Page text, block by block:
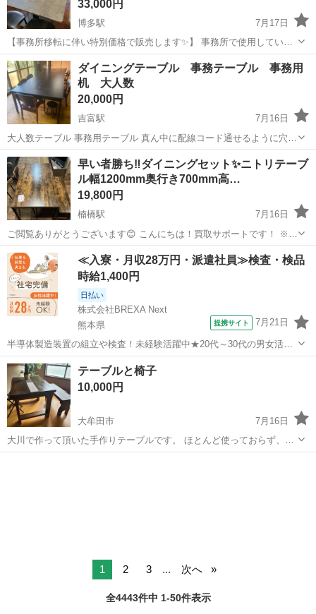
33,000円
博多駅
7月17日
【事務所移転に伴い特別価格で販売します✨】 事務所で使用していた
備品を販売しております！ 9月20日までの期間限定販売となり、それ
以降は処分予定です。 以前ホテル備品を販売した際も、多数のお問い
合わせをいただき、掲載後...
福岡 福岡市 博多駅 ダイニングセット
ダイニングテーブル 事務テーブル 事務用
机 大人数
20,000円
吉富駅
7月16日
大人数テーブル 事務用テーブル 真ん中に配線コード通せるように穴あ
きあります。 現在、バラして納屋にあります。 ボルトで組み上げるよ
うになっています。 テーブル上、色褪せ、傷あります。 継ぎ手にも傷
あります。 写真3枚目4...
福岡 築上郡 吉富駅 ダイニングセット ダイニング
早い者勝ち‼️ダイニングセット✨ニトリテーブ
ル幅1200mm奥行き700mm高…
19,800円
楠橋駅
7月16日
ご閲覧ありがとうございます😊 こんにちは！買取サポートです！ ※プ
ロフィールは必ずご一読下さいませ。 メーカー : ニトリ 色 : 茶色・黒
￥19,800-(税込) ご希望お聞かせ頂けましたらお写真送りま...
福岡 北九州市 楠橋駅 ダイニングセット 奥行き
≪入寮・月収28万円・派遣社員≫検査・検品
時給1,400円
日払い
株式会社BREXA Next
熊本県
提携サイト 7月21日
半導体製造装置の組立や検査！未経験活躍中★20代～30代の男女活躍
中★ワンルーム寮完備！赴任旅費会社負担！マイカー通勤OK！無料駐
車場あり！正社員登用あり！《熊本県菊池郡大津町》 人気の工場のお
仕事 ◇半導体製造装置の組立...
熊本 その他
テーブルと椅子
10,000円
大牟田市
7月16日
大川で作って頂いた手作りテーブルです。 ほとんど使っておらず、き
れいですが、写真のように真ん中が隙間出てきました。 テーブルと長
1 2 3 ... 次へ
全4443件中 1-50件表示